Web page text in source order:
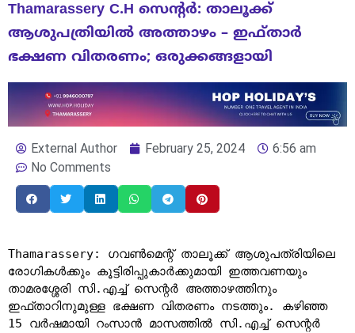
Thamarassery C.H സെന്റർ: താലൂക്ക്
ആശുപത്രിയിൽ അത്താഴം – ഇഫ്താർ
ഭക്ഷണ വിതരണം; ഒരുക്കങ്ങളായി
External Author February 25, 2024
6:56 am
No Comments
Thamarassery: ഗവൺമെന്റ് താലൂക്ക് ആശുപത്രിയിലെ
രോഗികൾക്കും കൂട്ടിരിപ്പുകാർക്കുമായി ഇത്തവണയും
താമരശ്ശേരി സി.എച്ച് സെന്റർ അത്താഴത്തിനും
ഇഫ്താറിനുമുള്ള ഭക്ഷണ വിതരണം നടത്തും. കഴിഞ്ഞ
15 വർഷമായി റംസാൻ മാസത്തിൽ സി.എച്ച് സെന്റർ